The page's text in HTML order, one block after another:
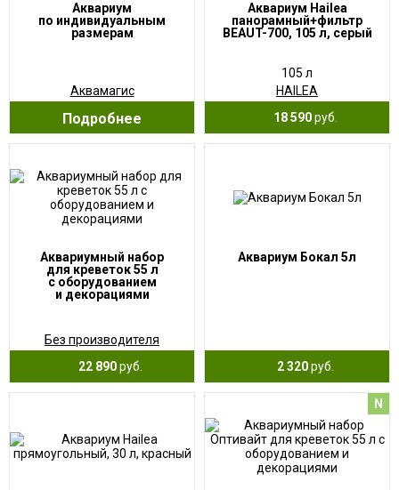
Аквариум
по индивидуальным
размерам
Аквамагис
Подробнее
Аквариум Hailea
панорамный+фильтр
BEAUT-700, 105 л, серый
105 л
HAILEA
18 590руб.
Аквариумный набор
для креветок 55 л
с оборудованием
и декорациями
Без производителя
22 890руб.
Аквариум Бокал 5л
2 320руб.
N